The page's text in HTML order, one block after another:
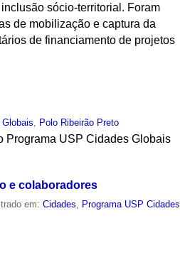
sócio-territorial. Foram
de mobilização e captura da
de financiamento de projetos
Polo Ribeirão Preto
Programa USP Cidades Globais
e colaboradores
em:Cidades, Programa USP Cidades